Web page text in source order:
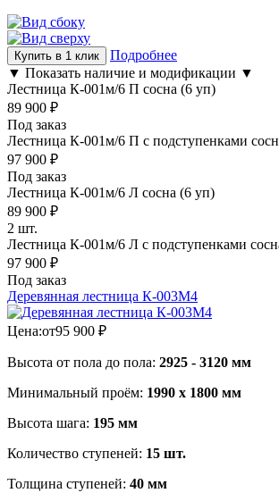
Купить в 1 клик
Подробнее
▼ Показать наличие и модификации ▼
Лестница К-001м/6 П сосна (6 уп)
89 900 ₽
Под заказ
Лестница К-001м/6 П c подступенками
97 900 ₽
Под заказ
Лестница К-001м/6 Л сосна (6 уп)
89 900 ₽
2 шт.
Лестница К-001м/6 Л c подступенками
97 900 ₽
Под заказ
Деревянная лестница К-003М4
Цена:от95 900 ₽
Высота от пола до пола: 2925 - 3120 мм
Минимальный проём: 1990 х 1800 мм
Высота шага: 195 мм
Количество ступеней: 15 шт.
Толщина ступеней: 40 мм